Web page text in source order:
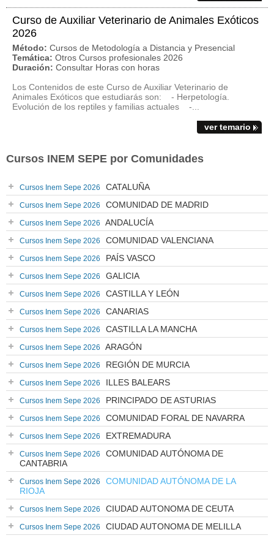
Curso de Auxiliar Veterinario de Animales Exóticos
2026
Método: Cursos de Metodología a Distancia y Presencial
Temática: Otros Cursos profesionales 2026
Duración: Consultar Horas con horas
Los Contenidos de este Curso de Auxiliar Veterinario de
Animales Exóticos que estudiarás son: - Herpetología.
Evolución de los reptiles y familias actuales -...
ver temario
Cursos INEM SEPE por Comunidades
Cursos Inem Sepe 2026 CATALUÑA
Cursos Inem Sepe 2026 COMUNIDAD DE MADRID
Cursos Inem Sepe 2026 ANDALUCÍA
Cursos Inem Sepe 2026 COMUNIDAD VALENCIANA
Cursos Inem Sepe 2026 PAÍS VASCO
Cursos Inem Sepe 2026 GALICIA
Cursos Inem Sepe 2026 CASTILLA Y LEÓN
Cursos Inem Sepe 2026 CANARIAS
Cursos Inem Sepe 2026 CASTILLA LA MANCHA
Cursos Inem Sepe 2026 ARAGÓN
Cursos Inem Sepe 2026 REGIÓN DE MURCIA
Cursos Inem Sepe 2026 ILLES BALEARS
Cursos Inem Sepe 2026 PRINCIPADO DE ASTURIAS
Cursos Inem Sepe 2026 COMUNIDAD FORAL DE NAVARRA
Cursos Inem Sepe 2026 EXTREMADURA
Cursos Inem Sepe 2026
COMUNIDAD AUTÓNOMA DE
CANTABRIA
Cursos Inem Sepe 2026
COMUNIDAD AUTÓNOMA DE LA
RIOJA
Cursos Inem Sepe 2026 CIUDAD AUTONOMA DE CEUTA
Cursos Inem Sepe 2026 CIUDAD AUTONOMA DE MELILLA